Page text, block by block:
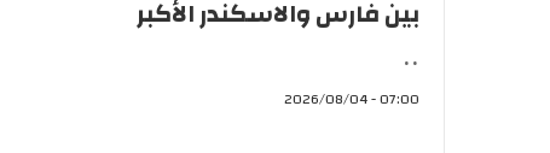
بين فارس والاسكندر الأكبر
..
07:00 - 2026/08/04